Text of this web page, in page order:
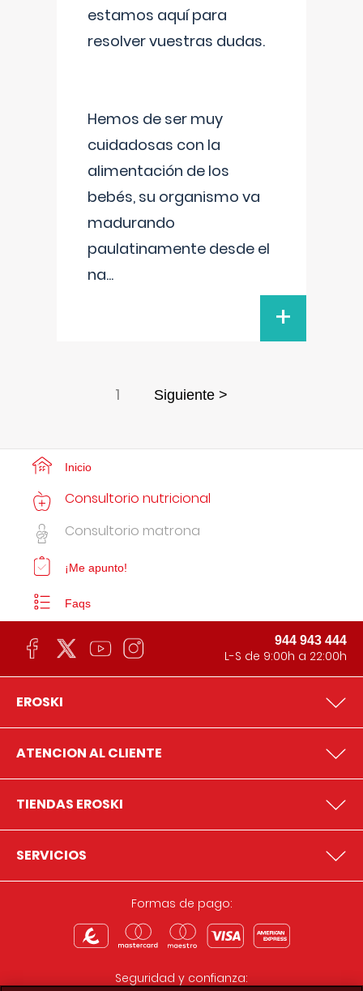
estamos aquí para
resolver vuestras dudas.
Hemos de ser muy
cuidadosas con la
alimentación de los
bebés, su organismo va
madurando
paulatinamente desde el
na...
+
1 Siguiente >
Inicio
Consultorio nutricional
Consultorio matrona
¡Me apunto!
Faqs
944 943 444
L-S de 9:00h a 22:00h
EROSKI
ATENCION AL CLIENTE
TIENDAS EROSKI
SERVICIOS
Formas de pago:
Seguridad y confianza: